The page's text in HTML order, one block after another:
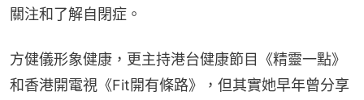
關注和了解自閉症。
方健儀形象健康，更主持港台健康節目《精靈一點》
和香港開電視《Fit開有條路》，但其實她早年曾分享